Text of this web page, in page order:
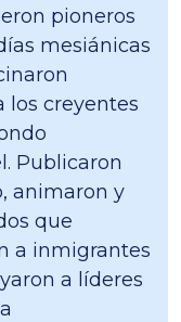
pioneros
mesiánicas
los creyentes
Publicaron
animaron y
que
a inmigrantes
a líderes